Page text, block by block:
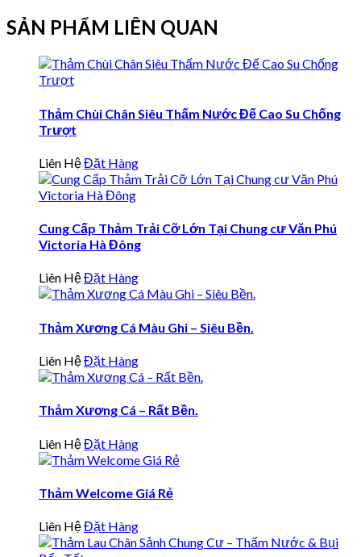
SẢN PHẨM LIÊN QUAN
Thảm Chùi Chân Siêu Thấm Nước Đế Cao Su Chống
Trượt
Liên HệĐặt Hàng
Cung Cấp Thảm Trải Cỡ Lớn Tại Chung cư Văn Phú
Victoria Hà Đông
Liên HệĐặt Hàng
Thảm Xương Cá Màu Ghi – Siêu Bền.
Liên HệĐặt Hàng
Thảm Xương Cá – Rất Bền.
Liên HệĐặt Hàng
Thảm Welcome Giá Rẻ
Liên HệĐặt Hàng